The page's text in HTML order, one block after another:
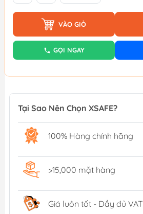
VÀO GIỎ
GỌI NGAY
Tại Sao Nên Chọn XSAFE?
100% Hàng chính hãng
>15,000 mặt hàng
Giá luôn tốt - Đầy đủ VAT